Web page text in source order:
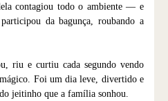
contagiou todo o ambiente — e
da bagunça, roubando a
riu e curtiu cada segundo vendo
Foi um dia leve, divertido e
jeitinho que a família sonhou.